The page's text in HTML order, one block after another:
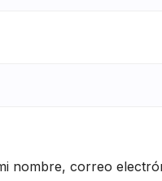
nombre, correo